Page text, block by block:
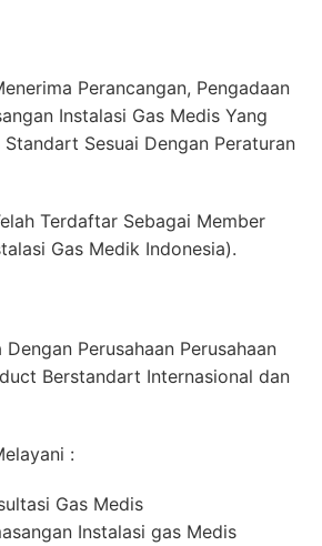
Perancangan, Pengadaan
Instalasi Gas Medis Yang
Sesuai Dengan Peraturan
Terdaftar Sebagai Member
Gas Medik Indonesia).
Dengan Perusahaan Perusahaan
Berstandart Internasional dan
:
Gas Medis
Instalasi gas Medis